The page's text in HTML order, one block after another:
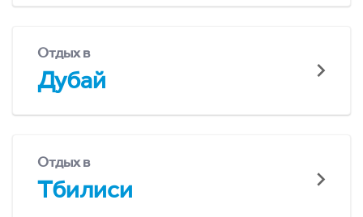
Отдых в
Дубай
Отдых в
Тбилиси